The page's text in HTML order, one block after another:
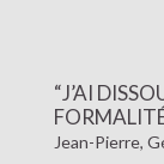
“J’AI
Jean-Pierre,